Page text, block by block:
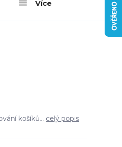
Více
košíků... celý popis